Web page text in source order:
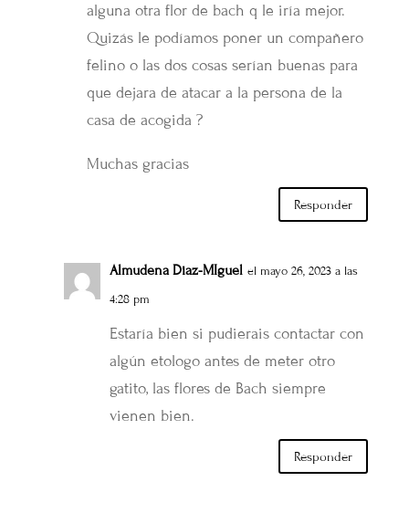
alguna otra flor de bach q le iría mejor.
Quizás le podíamos poner un compañero
felino o las dos cosas serían buenas para
que dejara de atacar a la persona de la
casa de acogida ?
Muchas gracias
Responder
Almudena Diaz-MIguel el mayo 26, 2023 a las
4:28 pm
Estaría bien si pudierais contactar con
algún etologo antes de meter otro
gatito, las flores de Bach siempre
vienen bien.
Responder